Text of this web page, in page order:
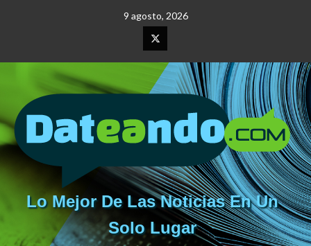
9 agosto, 2026
Elemento
del
menú
Lo Mejor De Las Noticias En Un
Solo Lugar